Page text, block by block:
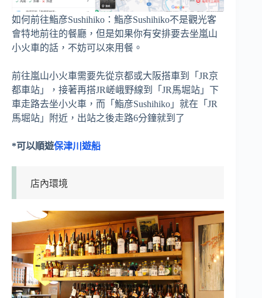
如何前往鮨彦Sushihiko：鮨彦Sushihiko不是觀光客
會特地前往的餐廳，但是如果你有安排要去坐嵐山
小火車的話，不妨可以來用餐。
前往嵐山小火車需要先從京都或大阪搭車到「JR京
都車站」，接著再搭JR嵯峨野線到「JR馬堀站」下
車走路去坐小火車，而「鮨彦Sushihiko」就在「JR
馬堀站」附近，出站之後走路6分鐘就到了
*可以順遊保津川遊船
店內環境